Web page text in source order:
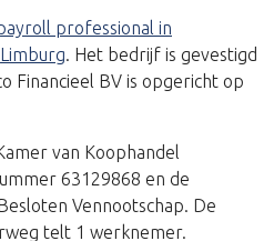
professional in
Limburg. Het bedrijf is gevestigd
Financieel BV is opgericht op
van Koophandel
63129868 en de
Vennootschap. De
telt 1 werknemer.